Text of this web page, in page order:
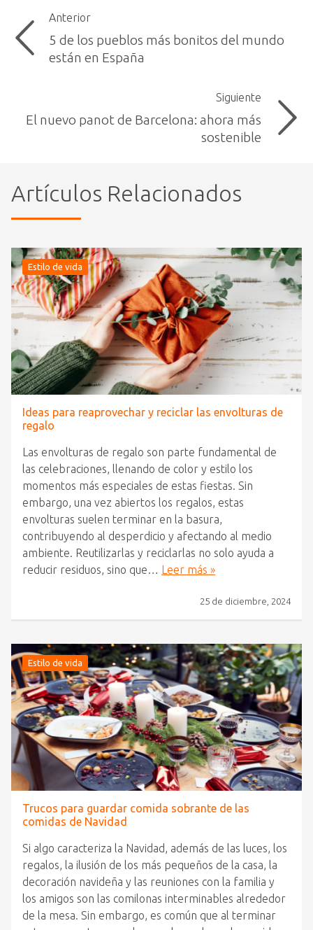
Anterior
5 de los pueblos más bonitos del mundo
están en España
Siguiente
El nuevo panot de Barcelona: ahora más
sostenible
Artículos Relacionados
Estilo de vida
Ideas para reaprovechar y reciclar las envolturas de
regalo
Las envolturas de regalo son parte fundamental de
las celebraciones, llenando de color y estilo los
momentos más especiales de estas fiestas. Sin
embargo, una vez abiertos los regalos, estas
envolturas suelen terminar en la basura,
contribuyendo al desperdicio y afectando al medio
ambiente. Reutilizarlas y reciclarlas no solo ayuda a
reducir residuos, sino que… Leer más »
25 de diciembre, 2024
Estilo de vida
Trucos para guardar comida sobrante de las
comidas de Navidad
Si algo caracteriza la Navidad, además de las luces, los
regalos, la ilusión de los más pequeños de la casa, la
decoración navideña y las reuniones con la familia y
los amigos son las comilonas interminables alrededor
de la mesa. Sin embargo, es común que al terminar